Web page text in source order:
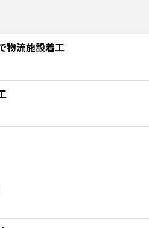
物流施設着工